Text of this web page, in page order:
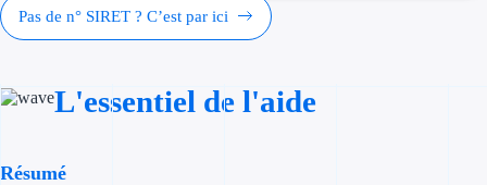
Pas de n° SIRET ? C’est par ici
L'essentiel de l'aide
Résumé